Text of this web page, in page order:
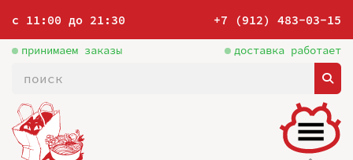
с 11:00 до 21:30 +7 (912) 483-03-15
принимаем заказы доставка работает